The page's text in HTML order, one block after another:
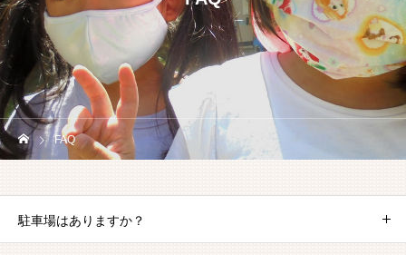
FAQ
駐車場はありますか？